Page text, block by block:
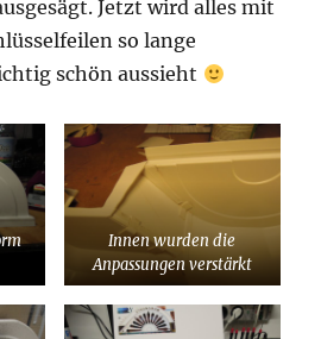
Jetzt wird alles mit
so lange
schön aussieht
Innen wurden die
Anpassungen verstärkt